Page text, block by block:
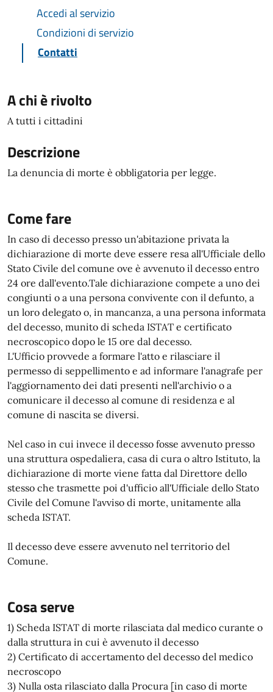
Accedi al servizio
Condizioni di servizio
Contatti
A chi è rivolto
A tutti i cittadini
Descrizione
La denuncia di morte è obbligatoria per legge.
Come fare
In caso di decesso presso un'abitazione privata la
dichiarazione di morte deve essere resa all'Ufficiale dello
Stato Civile del comune ove è avvenuto il decesso entro
24 ore dall'evento.Tale dichiarazione compete a uno dei
congiunti o a una persona convivente con il defunto, a
un loro delegato o, in mancanza, a una persona informata
del decesso, munito di scheda ISTAT e certificato
necroscopico dopo le 15 ore dal decesso.
L'Ufficio provvede a formare l'atto e rilasciare il
permesso di seppellimento e ad informare l'anagrafe per
l'aggiornamento dei dati presenti nell'archivio o a
comunicare il decesso al comune di residenza e al
comune di nascita se diversi.
Nel caso in cui invece il decesso fosse avvenuto presso
una struttura ospedaliera, casa di cura o altro Istituto, la
dichiarazione di morte viene fatta dal Direttore dello
stesso che trasmette poi d'ufficio all'Ufficiale dello Stato
Civile del Comune l'avviso di morte, unitamente alla
scheda ISTAT.
Il decesso deve essere avvenuto nel territorio del
Comune.
Cosa serve
1) Scheda ISTAT di morte rilasciata dal medico curante o
dalla struttura in cui è avvenuto il decesso
2) Certificato di accertamento del decesso del medico
necroscopo
3) Nulla osta rilasciato dalla Procura [in caso di morte